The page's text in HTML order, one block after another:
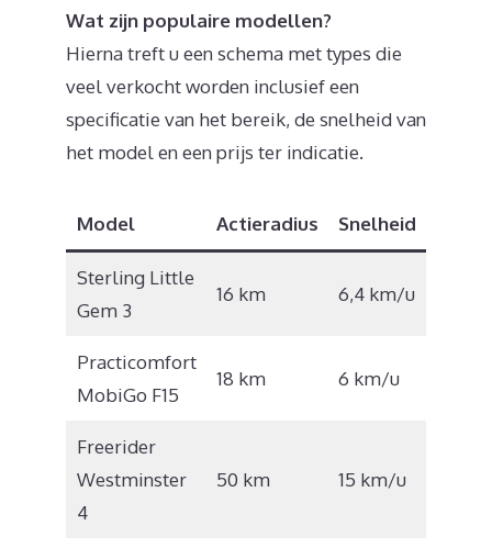
Wat zijn populaire modellen?
Hierna treft u een schema met types die
veel verkocht worden inclusief een
specificatie van het bereik, de snelheid van
het model en een prijs ter indicatie.
Model Actieradius Snelheid
Sterling Little
Gem 3
16 km 6,4 km/u
Practicomfort
MobiGo F15
18 km 6 km/u
Freerider
Westminster
4
50 km 15 km/u